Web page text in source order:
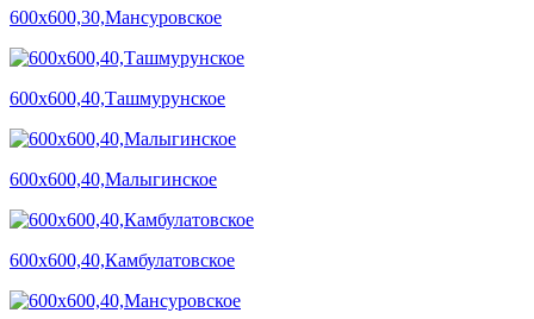
600х600,30,Мансуровское
600х600,40,Ташмурунское
600х600,40,Малыгинское
600х600,40,Камбулатовское